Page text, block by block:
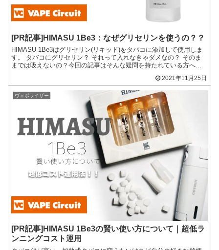
[PR記事]HIMASU 1Be3：なぜグリセリンを使うの？？
HIMASU 1Be3はグリセリン(リキッド)をタバコに添加して使用しま
す。 タバコにグリセリン？ それって入れなきゃダメなの？ そのま
までは吸えないの？今回の記事はそんな疑問を持たれている方への
2021年11月25日
ヴェポライザー
[PR記事]HIMASU 1Be3の賢い使い方について｜超低ラ
ンニングコスト運用